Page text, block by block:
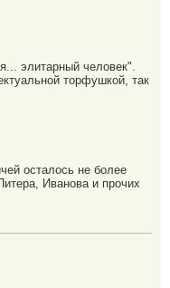
элитарный человек".
торфушкой, так
осталось не более
Иванова и прочих